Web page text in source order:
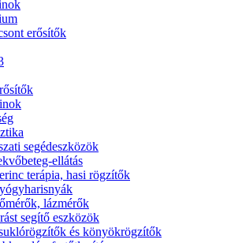
erősítők
segédeszközök
ellátás
terápia, hasi rögzítők
lázmérők
segítő eszközök
és könyökrögzítők